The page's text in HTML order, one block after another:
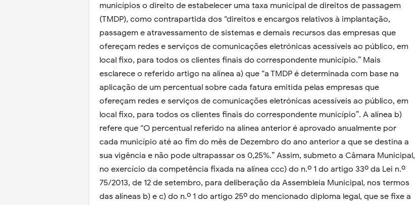
municípios o direito de estabelecer uma taxa municipal de direitos de passagem
(TMDP), como contrapartida dos “direitos e encargos relativos à implantação,
passagem e atravessamento de sistemas e demais recursos das empresas que
ofereçam redes e serviços de comunicações eletrónicas acessíveis ao público, em
local fixo, para todos os clientes finais do correspondente município.” Mais
esclarece o referido artigo na alínea a) que “a TMDP é determinada com base na
aplicação de um percentual sobre cada fatura emitida pelas empresas que
ofereçam redes e serviços de comunicações eletrónicas acessíveis ao público, em
local fixo, para todos os clientes finais do correspondente município”. A alínea b)
refere que “O percentual referido na alínea anterior é aprovado anualmente por
cada município até ao fim do mês de Dezembro do ano anterior a que se destina a
sua vigência e não pode ultrapassar os 0,25%.” Assim, submeto a Câmara Municipal,
no exercício da competência fixada na alínea ccc) do n.º 1 do artigo 33º da Lei n.º
75/2013, de 12 de setembro, para deliberação da Assembleia Municipal, nos termos
das alíneas b) e c) do n.º 1 do artigo 25º do mencionado diploma legal, que se fixe a